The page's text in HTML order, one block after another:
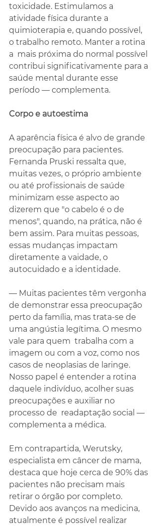
toxicidade. Estimulamos a
atividade física durante a
quimioterapia e, quando possível,
o trabalho remoto. Manter a rotina
a  mais próxima do normal possível
contribui significativamente para a
saúde mental durante esse
período — complementa.
Corpo e autoestima
A aparência física é alvo de grande
preocupação para pacientes.
Fernanda Pruski ressalta que,
muitas vezes, o próprio ambiente
ou até profissionais de saúde
minimizam esse aspecto ao
dizerem que "o cabelo é o de
menos", quando, na prática, não é
bem assim. Para muitas pessoas,
essas mudanças impactam
diretamente a vaidade, o
autocuidado e a identidade.
— Muitas pacientes têm vergonha
de demonstrar essa preocupação
perto da família, mas trata-se de
uma angústia legítima. O mesmo
vale para quem  trabalha com a
imagem ou com a voz, como nos
casos de neoplasias de laringe.
Nosso papel é entender a rotina
daquele indivíduo, acolher suas
preocupações e auxiliar no
processo de  readaptação social —
complementa a médica.
Em contrapartida, Werutsky,
especialista em câncer de mama,
destaca que hoje cerca de 90% das
pacientes não precisam mais
retirar o órgão por completo.
Devido aos avanços na medicina,
atualmente é possível realizar